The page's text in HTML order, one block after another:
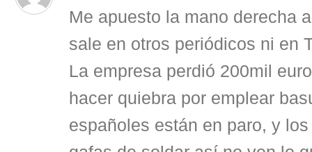
Me apuesto la mano derecha
sale en otros periódicos ni en
La empresa perdió 200mil
hacer quiebra por emplear
españoles están en paro, y